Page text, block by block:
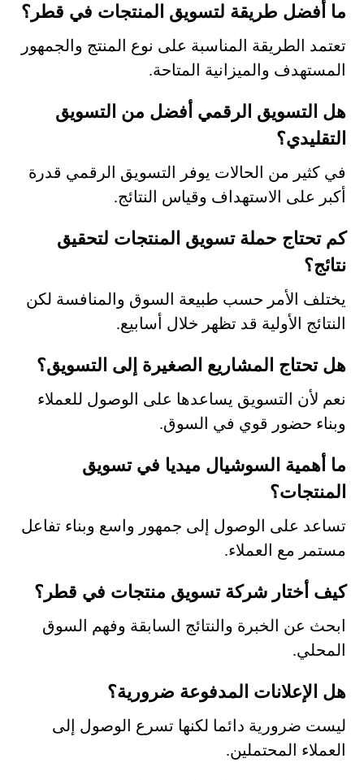
ما أفضل طريقة لتسويق المنتجات في قطر؟
تعتمد الطريقة المناسبة على نوع المنتج والجمهور
المستهدف والميزانية المتاحة.
هل التسويق الرقمي أفضل من التسويق
التقليدي؟
في كثير من الحالات يوفر التسويق الرقمي قدرة
أكبر على الاستهداف وقياس النتائج.
كم تحتاج حملة تسويق المنتجات لتحقيق
نتائج؟
يختلف الأمر حسب طبيعة السوق والمنافسة لكن
النتائج الأولية قد تظهر خلال أسابيع.
هل تحتاج المشاريع الصغيرة إلى التسويق؟
نعم لأن التسويق يساعدها على الوصول للعملاء
وبناء حضور قوي في السوق.
ما أهمية السوشيال ميديا في تسويق
المنتجات؟
تساعد على الوصول إلى جمهور واسع وبناء تفاعل
مستمر مع العملاء.
كيف أختار شركة تسويق منتجات في قطر؟
ابحث عن الخبرة والنتائج السابقة وفهم السوق
المحلي.
هل الإعلانات المدفوعة ضرورية؟
ليست ضرورية دائما لكنها تسرع الوصول إلى
العملاء المحتملين.